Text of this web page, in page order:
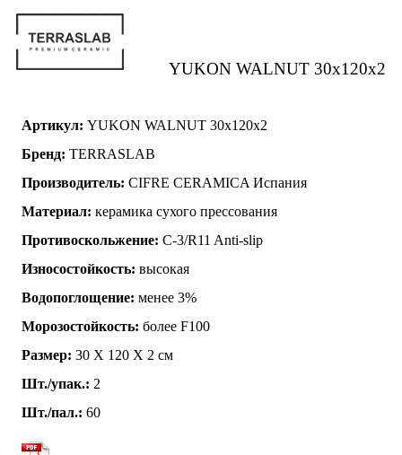
YUKON WALNUT 30x120x2
Артикул: YUKON WALNUT 30x120x2
Бренд: TERRASLAB
Производитель: CIFRE CERAMICA Испания
Материал: керамика сухого прессования
Противоскольжение: C-3/R11 Anti-slip
Износостойкость: высокая
Водопоглощение: менее 3%
Морозостойкость: более F100
Размер: 30 Х 120 Х 2 см
Шт./упак.: 2
Шт./пал.: 60